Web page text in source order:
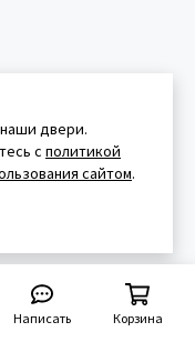
Написать Корзина
двери.
с политикой
сайтом.